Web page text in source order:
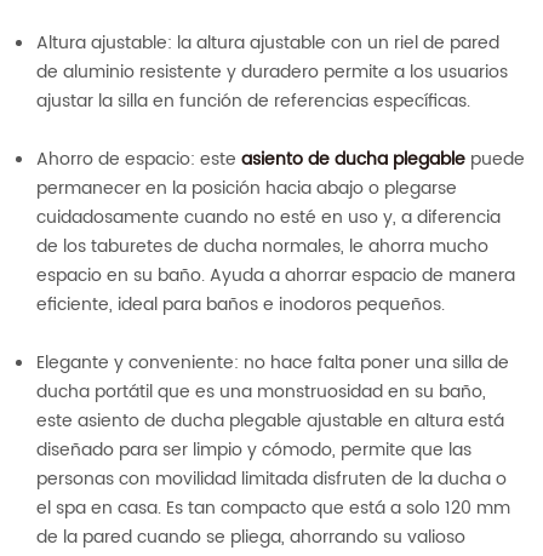
Altura ajustable: la altura ajustable con un riel de pared
de aluminio resistente y duradero permite a los usuarios
ajustar la silla en función de referencias específicas.
Ahorro de espacio: este asiento de ducha plegable puede
permanecer en la posición hacia abajo o plegarse
cuidadosamente cuando no esté en uso y, a diferencia
de los taburetes de ducha normales, le ahorra mucho
espacio en su baño. Ayuda a ahorrar espacio de manera
eficiente, ideal para baños e inodoros pequeños.
Elegante y conveniente: no hace falta poner una silla de
ducha portátil que es una monstruosidad en su baño,
este asiento de ducha plegable ajustable en altura está
diseñado para ser limpio y cómodo, permite que las
personas con movilidad limitada disfruten de la ducha o
el spa en casa. Es tan compacto que está a solo 120 mm
de la pared cuando se pliega, ahorrando su valioso